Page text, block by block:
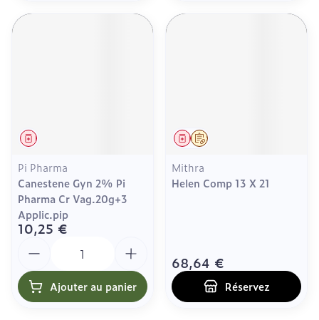
Médicament
Pi Pharma
Canestene Gyn 2% Pi
Pharma Cr Vag.20g+3
Applic.pip
10,25 €
Ajouter au panier
Sur prescription
Médicament
Mithra
Helen Comp 13 X 21
68,64 €
Réservez